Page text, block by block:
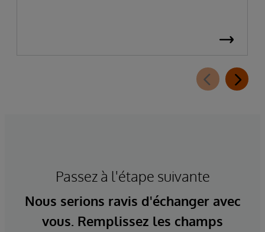
Passez à l'étape suivante
Nous serions ravis d'échanger avec
vous. Remplissez les champs